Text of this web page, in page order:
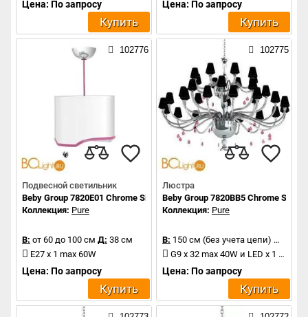
Цена: По запросу
Купить
Цена: По запросу
Купить
102776
Подвесной светильник
Beby Group 7820E01 Chrome Silver Cortina 017 - rose
Коллекция: Pure
В: от 60 до 100 см Д: 38 см
E27 x 1 max 60W
Цена: По запросу
Купить
102775
Люстра
Beby Group 7820BB5 Chrome
Коллекция: Pure
В: 150 см (без учета цепи) Д:
G9 x 32 max 40W и LED x 1 1.2W
Цена: По запросу
Купить